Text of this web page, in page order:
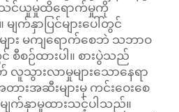
သင်ယူမှုထိရောက်မှုကို
က်နှာပြင်များပေါ်တွင်
ား မကျရောက်စေဘဲ သဘာဝ
င် စီစဉ်ထားပါ။ စားပွဲသည်
သွားလာမှုများသောနေရာ
းအဆီးများမှ ကင်းဝေးစေ
ျက်နှာမူထားသင့်ပါသည်။